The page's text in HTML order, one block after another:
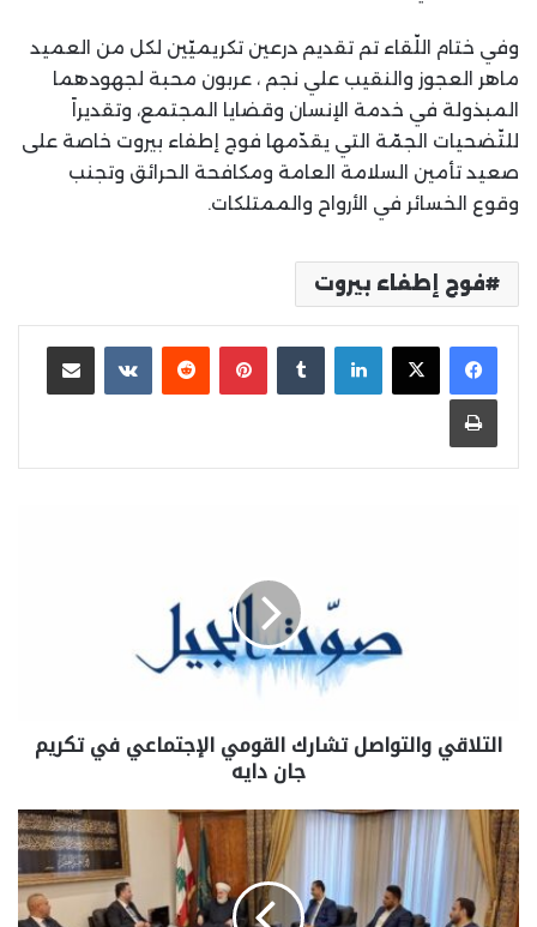
وفي ختام اللّقاء تم تقديم درعين تكريميّين لكل من العميد
ماهر العجوز والنقيب علي نجم ، عربون محبة لجهودهما
المبذولة في خدمة الإنسان وقضايا المجتمع، وتقديراً
للتّضحيات الجمّة التي يقدّمها فوج إطفاء بيروت خاصة على
صعيد تأمين السلامة العامة ومكافحة الحرائق وتجنب
وقوع الخسائر في الأرواح والممتلكات.
فوج إطفاء بيروت
لينكدإن بينتيريست مشاركة عبر البريد
طباعة
التلاقي والتواصل تشارك القومي الإجتماعي في تكريم
جان دايه